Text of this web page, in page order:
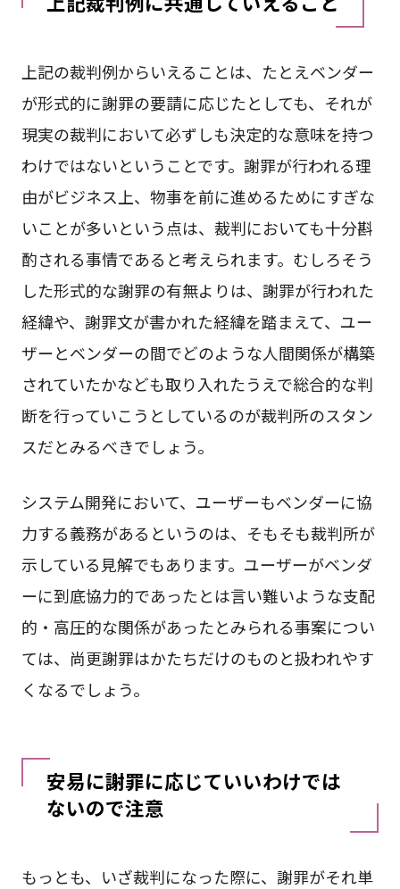
上記の裁判例からいえることは、たとえベンダー
が形式的に謝罪の要請に応じたとしても、それが
現実の裁判において必ずしも決定的な意味を持つ
わけではないということです。謝罪が行われる理
由がビジネス上、物事を前に進めるためにすぎな
いことが多いという点は、裁判においても十分斟
酌される事情であると考えられます。むしろそう
した形式的な謝罪の有無よりは、謝罪が行われた
経緯や、謝罪文が書かれた経緯を踏まえて、ユー
ザーとベンダーの間でどのような人間関係が構築
されていたかなども取り入れたうえで総合的な判
断を行っていこうとしているのが裁判所のスタン
スだとみるべきでしょう。
システム開発において、ユーザーもベンダーに協
力する義務があるというのは、そもそも裁判所が
示している見解でもあります。ユーザーがベンダ
ーに到底協力的であったとは言い難いような支配
的・高圧的な関係があったとみられる事案につい
ては、尚更謝罪はかたちだけのものと扱われやす
くなるでしょう。
安易に謝罪に応じていいわけでは
ないので注意
もっとも、いざ裁判になった際に、謝罪がそれ単